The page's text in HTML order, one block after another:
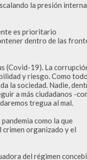
la presión
es prioritario
dentro de las
(Covid-19). La
y riesgo. Como todo
la sociedad. Nadie,
a más ciudadanos -
tregua al mal.
como la que
crimen organizado y el
del régimen